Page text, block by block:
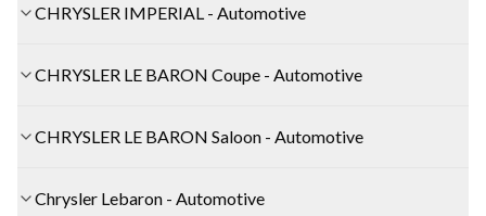
CHRYSLER IMPERIAL - Automotive
CHRYSLER LE BARON Coupe - Automotive
CHRYSLER LE BARON Saloon - Automotive
Chrysler Lebaron - Automotive